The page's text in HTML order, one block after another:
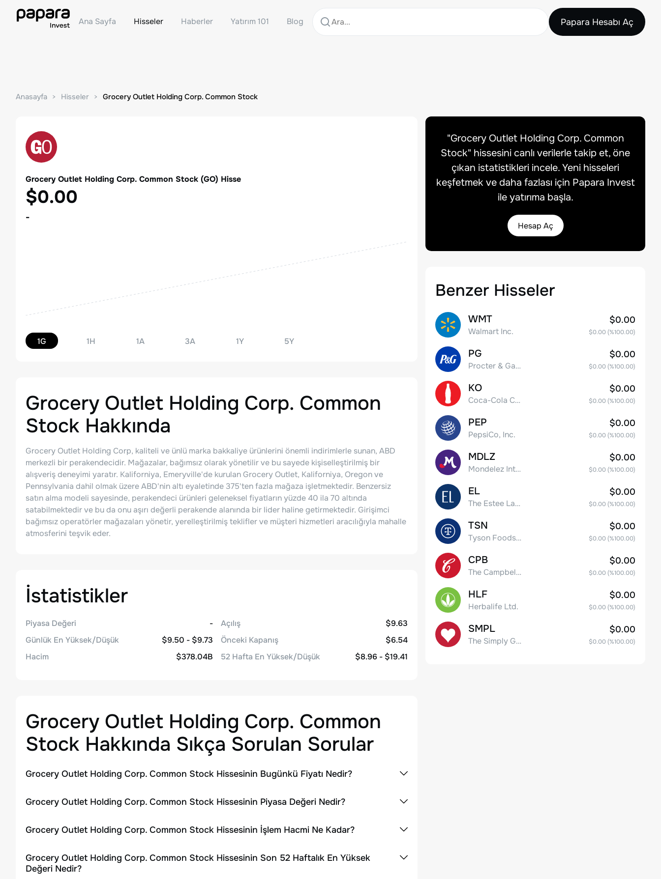
Ana Sayfa Hisseler Haberler Yatırım 101 Blog Papara Hesabı Aç
Anasayfa Hisseler Grocery Outlet Holding Corp. Common Stock
Grocery Outlet Holding Corp. Common Stock (GO) Hisse
$0.00
-
1G 1H 1A 3A 1Y 5Y
Grocery Outlet Holding Corp. Common
Stock Hakkında
Grocery Outlet Holding Corp, kaliteli ve ünlü marka bakkaliye ürünlerini önemli indirimlerle sunan, ABD
merkezli bir perakendecidir. Mağazalar, bağımsız olarak yönetilir ve bu sayede kişiselleştirilmiş bir
alışveriş deneyimi yaratır. Kaliforniya, Emeryville'de kurulan Grocery Outlet, Kaliforniya, Oregon ve
Pennsylvania dahil olmak üzere ABD'nin altı eyaletinde 375'ten fazla mağaza işletmektedir. Benzersiz
satın alma modeli sayesinde, perakendeci ürünleri geleneksel fiyatların yüzde 40 ila 70 altında
satabilmektedir ve bu da onu aşırı değerli perakende alanında bir lider haline getirmektedir. Girişimci
bağımsız operatörler mağazaları yönetir, yerelleştirilmiş teklifler ve müşteri hizmetleri aracılığıyla mahalle
atmosferini teşvik eder.
İstatistikler
Piyasa Değeri
-
Günlük En Yüksek/Düşük
$9.50 - $9.73
Hacim
$378.04B
Açılış
$9.63
Önceki Kapanış
$6.54
52 Hafta En Yüksek/Düşük
$8.96 - $19.41
Grocery Outlet Holding Corp. Common
Stock Hakkında Sıkça Sorulan Sorular
Grocery Outlet Holding Corp. Common Stock Hissesinin Bugünkü Fiyatı Nedir?
Grocery Outlet Holding Corp. Common Stock Hissesinin Piyasa Değeri Nedir?
Grocery Outlet Holding Corp. Common Stock Hissesinin İşlem Hacmi Ne Kadar?
Grocery Outlet Holding Corp. Common Stock Hissesinin Son 52 Haftalık En Yüksek
Değeri Nedir?
"Grocery Outlet Holding Corp. Common
Stock" hissesini canlı verilerle takip et, öne
çıkan istatistikleri incele. Yeni hisseleri
keşfetmek ve daha fazlası için Papara Invest
ile yatırıma başla.
Hesap Aç
Benzer Hisseler
WMT
Walmart Inc.
$0.00
$0.00(%100.00)
PG
Procter & Gamble Company
$0.00
$0.00(%100.00)
KO
Coca-Cola Company
$0.00
$0.00(%100.00)
PEP
PepsiCo, Inc.
$0.00
$0.00(%100.00)
MDLZ
Mondelez International, Inc. Class A
$0.00
$0.00(%100.00)
EL
The Estee Lauder Companies Inc. Class A
$0.00
$0.00(%100.00)
TSN
Tyson Foods, Inc.
$0.00
$0.00(%100.00)
CPB
The Campbell's Company Common Stock
$0.00
$0.00(%100.00)
HLF
Herbalife Ltd.
$0.00
$0.00(%100.00)
SMPL
The Simply Good Foods Company Common Stock
$0.00
$0.00(%100.00)